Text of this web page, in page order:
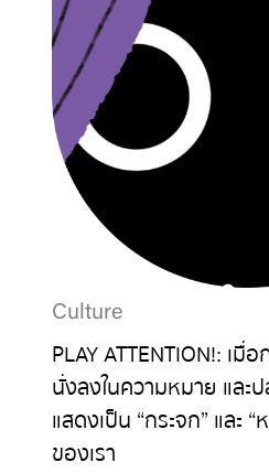
Culture
PLAY ATTENTION!: เมื่
นั่งลงในความหมาย และ
แสดงเป็น “กระจก” และ
ของเรา